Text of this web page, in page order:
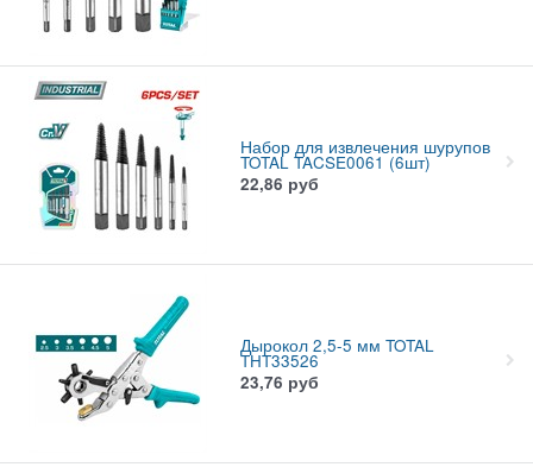
Набор для извлечения шурупов
TOTAL TACSE0061 (6шт)
22,86 руб
Дырокол 2,5-5 мм TOTAL
THT33526
23,76 руб